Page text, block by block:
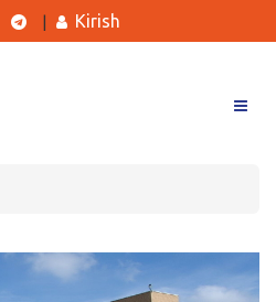
Kirish